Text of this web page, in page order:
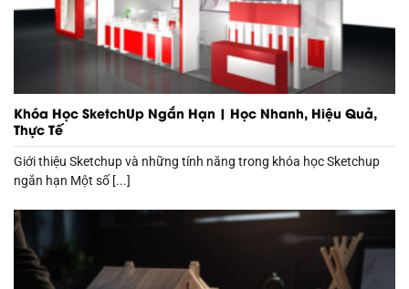
Khóa Học SketchUp Ngắn Hạn | Học Nhanh, Hiệu Quả,
Thực Tế
Giới thiệu Sketchup và những tính năng trong khóa học Sketchup
ngắn hạn Một số [...]